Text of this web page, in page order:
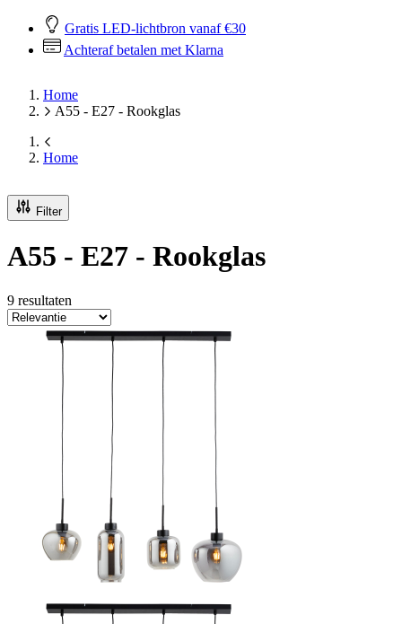
Gratis LED-lichtbron vanaf €30
Achteraf betalen met Klarna
Home
A55 - E27 - Rookglas
Home
Filter
A55 - E27 - Rookglas
9 resultaten